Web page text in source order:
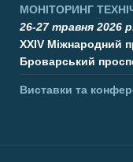
МОНІТОРИНГ
26-27 травня 2026
XXIV Міжнародний
Броварський
Виставки та